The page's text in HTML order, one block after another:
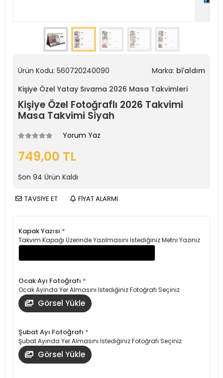
Ürün Kodu: 560720240090 Marka: bi'aldım
Kişiye Özel Yatay Sıvama 2026 Masa Takvimleri
Kişiye Özel Fotoğraflı 2026 Takvimi
Masa Takvimi Siyah
Yorum Yaz
749,00 TL
Son 94 Ürün Kaldı
TAVSİYE ET FİYAT ALARMI
Kapak Yazısı *
Takvim Kapağı Üzerinde Yazılmasını İstediğiniz Metni Yazınız
Ocak Ayı Fotoğrafı *
Ocak Ayında Yer Almasını İstediğiniz Fotoğrafı Seçiniz
Görsel Yükle
Şubat Ayı Fotoğrafı *
Şubat Ayında Yer Almasını İstediğiniz Fotoğrafı Seçiniz
Görsel Yükle